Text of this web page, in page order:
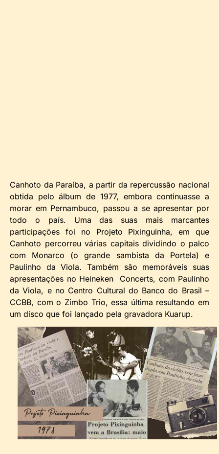
Canhoto da Paraíba, a partir da repercussão nacional
obtida pelo álbum de 1977, embora continuasse a
morar em Pernambuco, passou a se apresentar por
todo o país. Uma das suas mais marcantes
participações foi no Projeto Pixinguinha, em que
Canhoto percorreu várias capitais dividindo o palco
com Monarco (o grande sambista da Portela) e
Paulinho da Viola. Também são memoráveis suas
apresentações no Heineken Concerts, com Paulinho
da Viola, e no Centro Cultural do Banco do Brasil –
CCBB, com o Zimbo Trio, essa última resultando em
um disco que foi lançado pela gravadora Kuarup.